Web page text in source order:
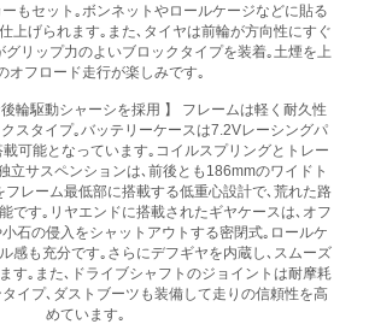
もセット｡ボンネットやロールケージなどに貼る
上げられます｡また､タイヤは前輪が方向性にすぐ
リップ力のよいブロックタイプを装着｡土煙を上
オフロード走行が楽しみです｡
後輪駆動シャーシを採用 】 フレームは軽く耐久性
スタイプ｡バッテリーケースは7.2Vレーシングパ
可能となっています｡コイルスプリングとトレー
立サスペンションは､前後とも186mmのワイドト
フレーム最低部に搭載する低重心設計で､荒れた路
です｡リヤエンドに搭載されたギヤケースは､オフ
石の侵入をシャットアウトする密閉式｡ロールケ
感も充分です｡さらにデフギヤを内蔵し､スムーズ
す｡また､ドライブシャフトのジョイントは耐摩耗
イプ､ダストブーツも装備して走りの信頼性を高
めています｡